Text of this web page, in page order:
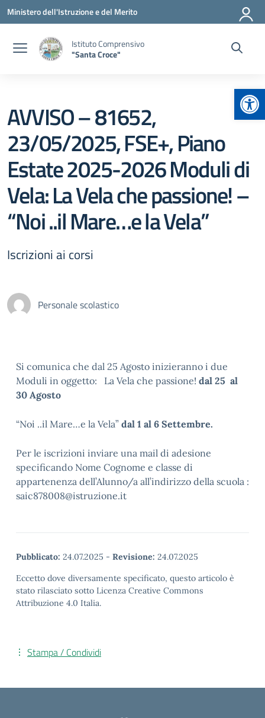
Vai ai contenuti
Vai al menu di navigazione
Vai al footer
Ministero dell'Istruzione e del Merito
Istituto Comprensivo
"Santa Croce"
AVVISO – 81652,
23/05/2025, FSE+, Piano
Estate 2025-2026 Moduli di
Vela: La Vela che passione! –
“Noi ..il Mare…e la Vela”
Iscrizioni ai corsi
Personale scolastico
Si comunica che dal 25 Agosto inizieranno i due
Moduli in oggetto: La Vela che passione! dal 25 al
30 Agosto
“Noi ..il Mare…e la Vela” dal 1 al 6 Settembre.
Per le iscrizioni inviare una mail di adesione
specificando Nome Cognome e classe di
appartenenza dell’Alunno/a all’indirizzo della scuola :
saic878008@istruzione.it
Pubblicato: 24.07.2025 - Revisione: 24.07.2025
Eccetto dove diversamente specificato, questo articolo è
stato rilasciato sotto Licenza Creative Commons
Attribuzione 4.0 Italia.
Stampa / Condividi